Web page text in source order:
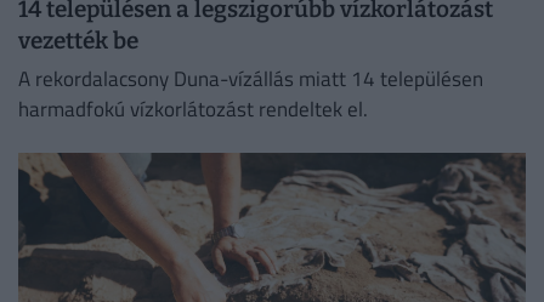
14 településen a legszigorúbb vízkorlátozást
vezették be
A rekordalacsony Duna-vízállás miatt 14 településen
harmadfokú vízkorlátozást rendeltek el.